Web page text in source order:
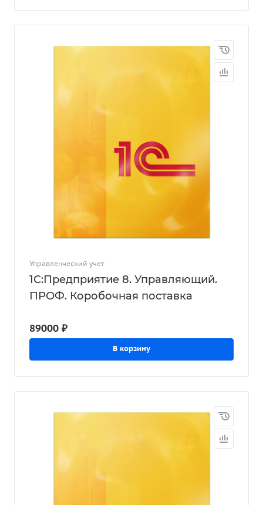
Управленческий учет
1С:Предприятие 8. Управляющий.
ПРОФ. Коробочная поставка
89000 ₽
В корзину